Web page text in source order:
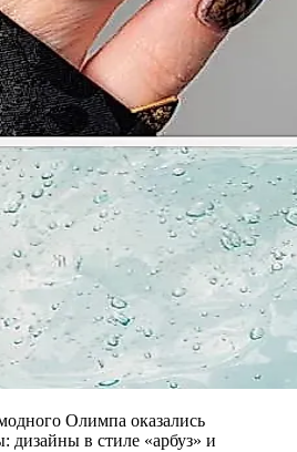
Олимпа оказались
в стиле «арбуз» и